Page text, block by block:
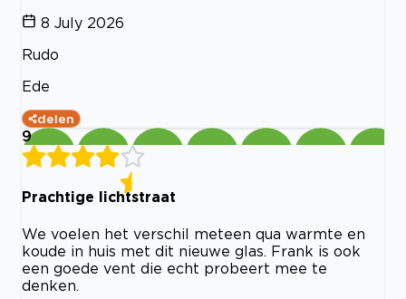
8 July 2026
Rudo
Ede
delen
9
Prachtige lichtstraat
We voelen het verschil meteen qua warmte en
koude in huis met dit nieuwe glas. Frank is ook
een goede vent die echt probeert mee te
denken.